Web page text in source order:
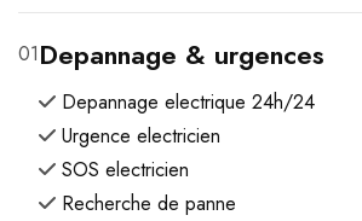
01Depannage & urgences
Depannage electrique 24h/24
Urgence electricien
SOS electricien
Recherche de panne